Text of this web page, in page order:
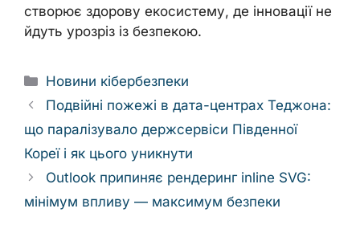
створює здорову екосистему, де інновації не
йдуть урозріз із безпекою.
Categories
Новини кібербезпеки
Подвійні пожежі в дата-центрах Теджона:
що паралізувало держсервіси Південної
Кореї і як цього уникнути
Outlook припиняє рендеринг inline SVG:
мінімум впливу — максимум безпеки